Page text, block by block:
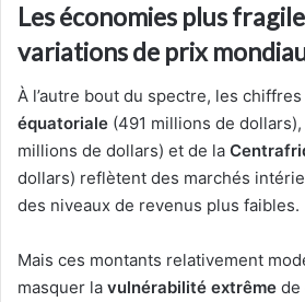
Les économies plus
variations de prix
À l’autre bout du spectre, les
équatoriale (491 millions de dollars),
millions de dollars) et de la
dollars) reflètent des marchés
des niveaux de revenus plus faibles.
Mais ces montants relativement
masquer la vulnérabilité extrême de